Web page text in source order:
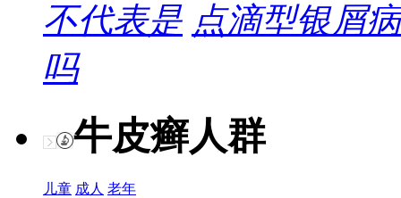
不代表是 点滴型银屑
吗
牛皮癣人群
儿童 成人 老年